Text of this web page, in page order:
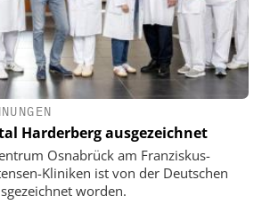
Harderberg ausgezeichnet
Osnabrück am Franziskus-
Kliniken ist von der Deutschen
worden.